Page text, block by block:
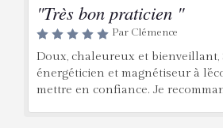
"Très bon praticien "
Par Clémence
Doux, chaleureux et bienveillant,
énergéticien et magnétiseur à
mettre en confiance. Je